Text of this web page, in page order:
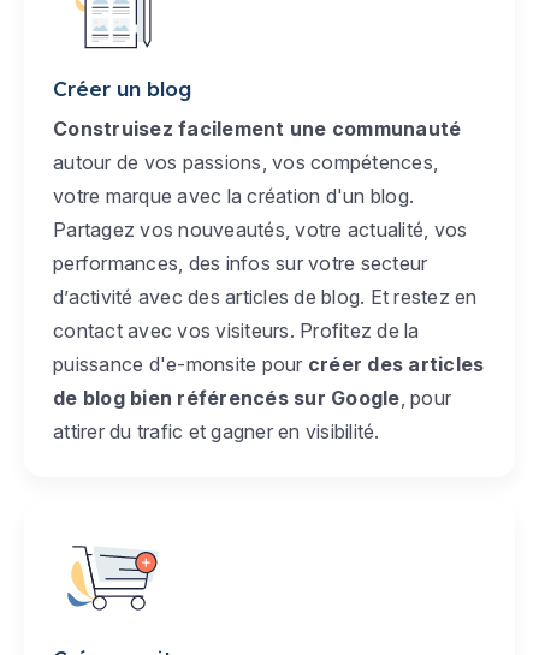
Créer un blog
Construisez facilement une communauté
autour de vos passions, vos compétences,
votre marque avec la création d'un blog.
Partagez vos nouveautés, votre actualité, vos
performances, des infos sur votre secteur
d’activité avec des articles de blog. Et restez en
contact avec vos visiteurs. Profitez de la
puissance d'e-monsite pour créer des articles
de blog bien référencés sur Google , pour
attirer du trafic et gagner en visibilité.